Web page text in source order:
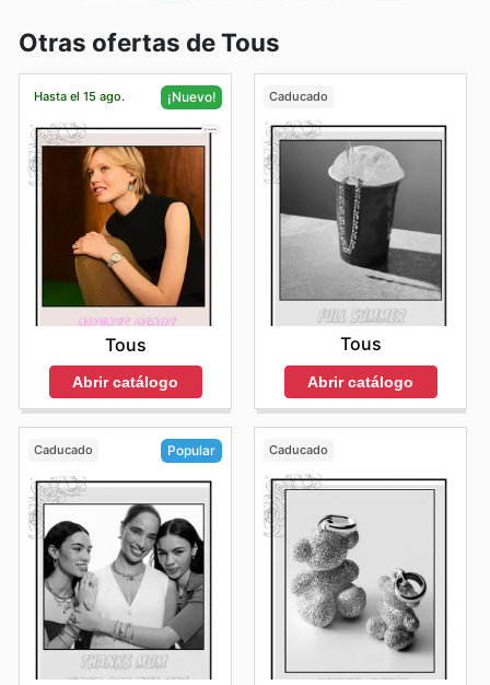
Otras ofertas de Tous
Hasta el 15 ago. ¡Nuevo!
Tous
Abrir catálogo
Caducado
Tous
Abrir catálogo
Caducado Popular Caducado